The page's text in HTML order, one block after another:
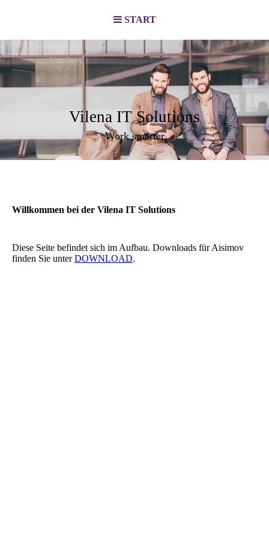
START
Vilena IT Solutions
Work smarter
Willkommen bei der Vilena IT Solutions
Diese Seite befindet sich im Aufbau. Downloads für Aisimov
finden Sie unterDOWNLOAD.